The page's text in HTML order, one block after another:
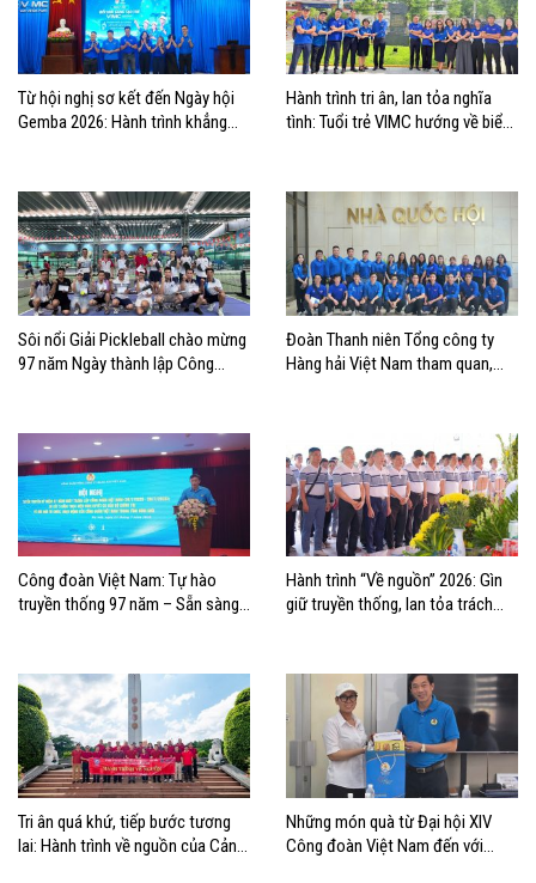
Từ hội nghị sơ kết đến Ngày hội
Gemba 2026: Hành trình khẳng
Hành trình tri ân, lan tỏa nghĩa
tình: Tuổi trẻ VIMC hướng về biển
Sôi nổi Giải Pickleball chào mừng
97 năm Ngày thành lập Công
Đoàn Thanh niên Tổng công ty
Hàng hải Việt Nam tham quan,
Công đoàn Việt Nam: Tự hào
truyền thống 97 năm – Sẵn sàng
Hành trình “Về nguồn” 2026: Gìn
giữ truyền thống, lan tỏa trách
Tri ân quá khứ, tiếp bước tương
lai: Hành trình về nguồn của Cảng
Những món quà từ Đại hội XIV
Công đoàn Việt Nam đến với